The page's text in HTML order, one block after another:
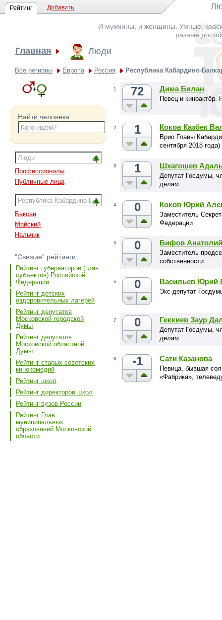
Рейтинг Добавить
И мужчины, и женщины. Умные,
разные
Главная Люди
Все регионы Европа Россия Республика Кабардино-
Найти человека
Профессионалы
Публичные лица
Баксан
Майский
Нальчик
"Свежие" рейтинги:
Рейтинг губернаторов (глав
субъектов) Российской
Федерации
Рейтинг детских
оздоровительных лагерей
Рейтинг депутатов
Московской городской
Думы
Рейтинг депутатов
Московской областной
Думы
Рейтинг старых советских
кинокомедий
Рейтинг школ
Рейтинг директоров школ
Рейтинг вузов России
Рейтинг Глав
муниципальных
образований Московской
области
1 72 Дима Билан
Певец и киноактёр.
2 1 Коков Казбек
Врио Главы
сентября 2018 года)
3 1 Шхагошев
Депутат Госдумы,
делам
4 0 Коков Юрий
Заместитель
Федерации
5 0 Бифов
Заместитель
собственности
6 0 Васильев Юрий
Экс-депутат
7 0 Геккиев Заур
Депутат Госдумы,
делам
8 -1 Сати Казанова
Певица, бывшая
«Фабрика»,